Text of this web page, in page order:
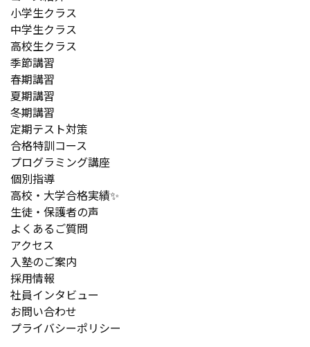
小学生クラス
中学生クラス
高校生クラス
季節講習
春期講習
夏期講習
冬期講習
定期テスト対策
合格特訓コース
プログラミング講座
個別指導
高校・大学合格実績✨
生徒・保護者の声
よくあるご質問
アクセス
入塾のご案内
採用情報
社員インタビュー
お問い合わせ
プライバシーポリシー